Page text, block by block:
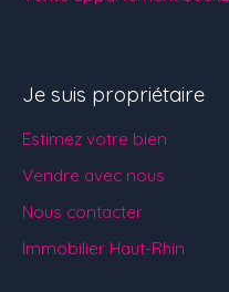
Je suis propriétaire
Estimez votre bien
Vendre avec nous
Nous contacter
Immobilier Haut-Rhin